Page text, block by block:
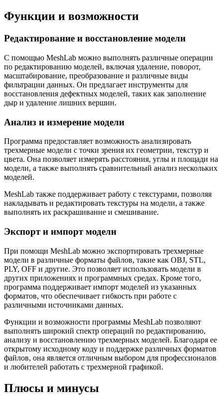
Функции и возможности
Редактирование и восстановление модели
С помощью MeshLab можно выполнять различные операции
по редактированию моделей, включая удаление, поворот,
масштабирование, преобразование и различные виды
фильтрации данных. Он предлагает инструменты для
восстановления дефектных моделей, таких как заполнение
дыр и удаление лишних вершин.
Анализ и измерение модели
Программа предоставляет возможность анализировать
трехмерные модели с точки зрения их геометрии, текстур и
цвета. Она позволяет измерять расстояния, углы и площади на
модели, а также выполнять сравнительный анализ нескольких
моделей.
MeshLab также поддерживает работу с текстурами, позволяя
накладывать и редактировать текстуры на модели, а также
выполнять их раскрашивание и смешивание.
Экспорт и импорт модели
При помощи MeshLab можно экспортировать трехмерные
модели в различные форматы файлов, такие как OBJ, STL,
PLY, OFF и другие. Это позволяет использовать модели в
других приложениях и программных средах. Кроме того,
программа поддерживает импорт моделей из указанных
форматов, что обеспечивает гибкость при работе с
различными источниками данных.
Функции и возможности программы MeshLab позволяют
выполнять широкий спектр операций по редактированию,
анализу и восстановлению трехмерных моделей. Благодаря ее
открытому исходному коду и поддержке различных форматов
файлов, она является отличным выбором для профессионалов
и любителей работать с трехмерной графикой.
Плюсы и минусы